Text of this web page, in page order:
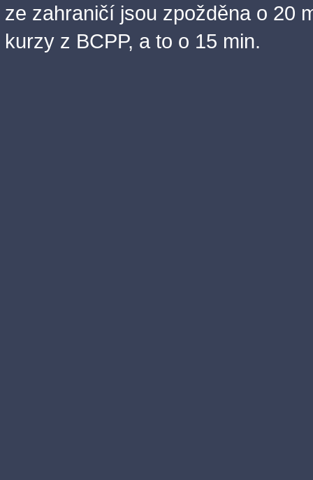
ze zahraničí jsou zpožděna o 20
kurzy z BCPP, a to o 15 min.